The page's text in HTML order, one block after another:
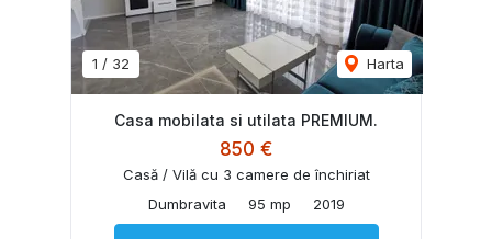
1 / 32 Harta
Casa mobilata si utilata PREMIUM.
850 €
Casă / Vilă cu 3 camere de închiriat
Dumbravita
95 mp 2019